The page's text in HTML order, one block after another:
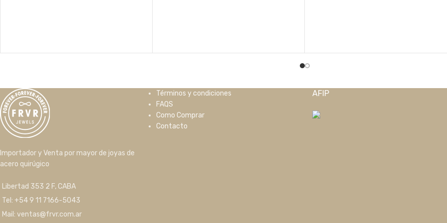
Importador y Venta por mayor de joyas de
acero quirúgico
Libertad 353 2 F, CABA
Tel: +54 9 11 7166-5043
Mail: ventas@frvr.com.ar
Términos y condiciones
FAQS
Como Comprar
Contacto
AFIP